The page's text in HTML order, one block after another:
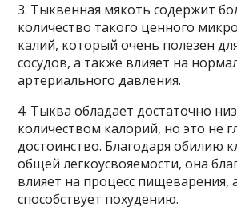
3. Тыквенная мякоть содержит
количество такого ценного
калий, который очень полезен
сосудов, а также влияет на
артериального давления.
4. Тыква обладает достаточно
количеством калорий, но это не
достоинство. Благодаря обилию
общей легкоусвояемости, она
влияет на процесс пищеварения,
способствует похудению.